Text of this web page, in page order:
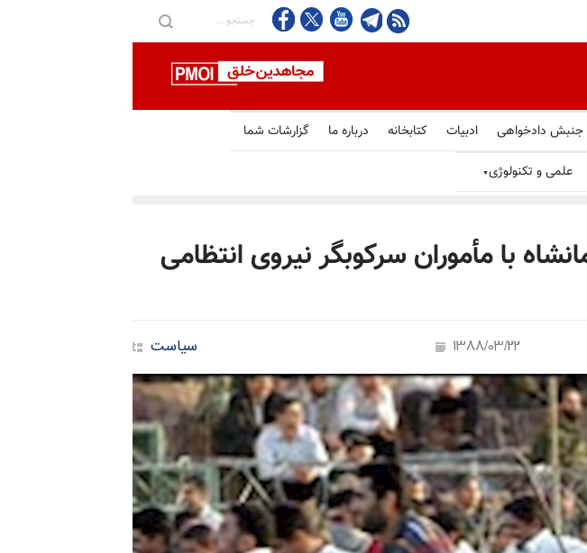
جنبش دادخواهی ادبیات کتابخانه درباره ما گزارشات شما
علمی و تکنولوژی▼
با مأموران سرکوبگر نیروی انتظامی
سیاست 1388/03/22